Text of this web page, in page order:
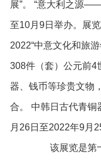
展”。 “意大利之源
至10月9日举办。展
2022“中意文化和旅
308件（套）公元前4
器、钱币等珍贵文物
合。 中韩日古代青铜
月26日至2022年9月
该展览是第十